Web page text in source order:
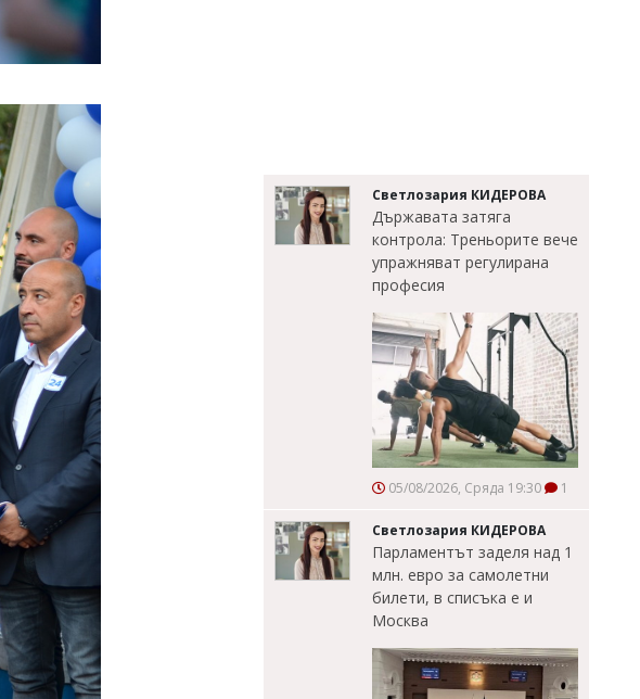
Светлозария КИДЕРОВА
Държавата затяга
контрола: Треньорите вече
упражняват регулирана
професия
05/08/2026, Сряда 19:30 1
Светлозария КИДЕРОВА
Парламентът заделя над 1
млн. евро за самолетни
билети, в списъка е и
Москва